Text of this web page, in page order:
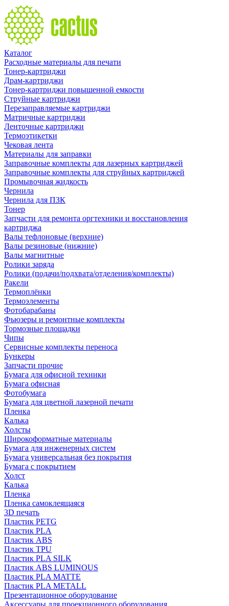
Каталог
Расходные материалы для печати
Тонер-картриджи
Драм-картриджи
Тонер-картриджи повышенной емкости
Струйные картриджи
Перезаправляемые картриджи
Матричные картриджи
Ленточные картриджи
Термоэтикетки
Чековая лента
Материалы для заправки
Заправочные комплекты для лазерных картриджей
Заправочные комплекты для струйных картриджей
Промывочная жидкость
Чернила
Чернила для ПЗК
Тонер
Запчасти для ремонта оргтехники и восстановления
картриджа
Валы тефлоновые (верхние)
Валы резиновые (нижние)
Валы магнитные
Ролики заряда
Ролики (подачи/подхвата/отделения/комплекты)
Ракели
Термоплёнки
Термоэлементы
Фотобарабаны
Фьюзеры и ремонтные комплекты
Тормозные площадки
Чипы
Сервисные комплекты переноса
Бункеры
Запчасти прочие
Бумага для офисной техники
Бумага офисная
Фотобумага
Бумага для цветной лазерной печати
Пленка
Калька
Холсты
Широкоформатные материалы
Бумага для инженерных систем
Бумага универсальная без покрытия
Бумага с покрытием
Холст
Калька
Пленка
Пленка самоклеящаяся
3D печать
Пластик PETG
Пластик PLA
Пластик ABS
Пластик TPU
Пластик PLA SILK
Пластик ABS LUMINOUS
Пластик PLA MATTE
Пластик PLA METALL
Презентационное оборудование
Аксессуары для проекционного оборудования